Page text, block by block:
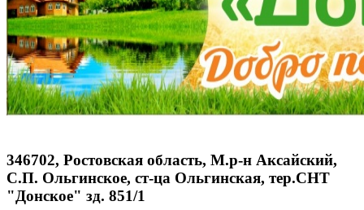
346702, Ростовская область, М.р-н Аксайский,
С.П. Ольгинское, ст-ца Ольгинская, тер.СНТ
"Донское" зд. 851/1